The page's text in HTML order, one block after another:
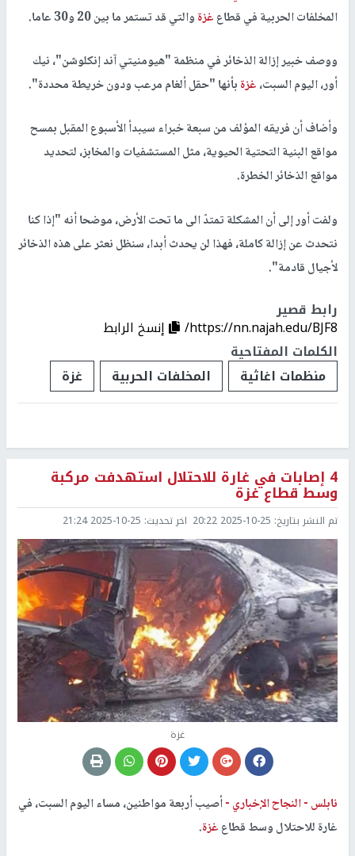
المخلفات الحربية في قطاعغزةوالتي قد تستمر ما بين 20 و30 عاما.
ووصف خبير إزالة الذخائر في منظمة "هيومنيتي آند إنكلوشن"، نيك
أور، اليوم السبت،غزةبأنها "حقل ألغام مرعب ودون خريطة محددة".
وأضاف أن فريقه المؤلف من سبعة خبراء سيبدأ الأسبوع المقبل بمسح
مواقع البنية التحتية الحيوية، مثل المستشفيات والمخابز، لتحديد
مواقع الذخائر الخطرة.
ولفت أور إلى أن المشكلة تمتدّ الى ما تحت الأرض، موضحا أنه "إذا كنا
نتحدث عن إزالة كاملة، فهذا لن يحدث أبدا، سنظل نعثر على هذه الذخائر
لأجيال قادمة".
رابط قصير
https://nn.najah.edu/BJF8/
إنسخ الرابط
الكلمات المفتاحية
منظمات اغاثية
المخلفات الحربية غزة
4 إصابات في غارة للاحتلال استهدفت مركبة
وسط قطاع غزة
تم النشر بتاريخ: 2025-10-25 20:22 اخر تحديث: 2025-10-25 21:24
غزة
نابلس -النجاح الإخباري -أصيب أربعة مواطنين، مساء اليوم السبت، في
غارة للاحتلال وسط قطاعغزة.